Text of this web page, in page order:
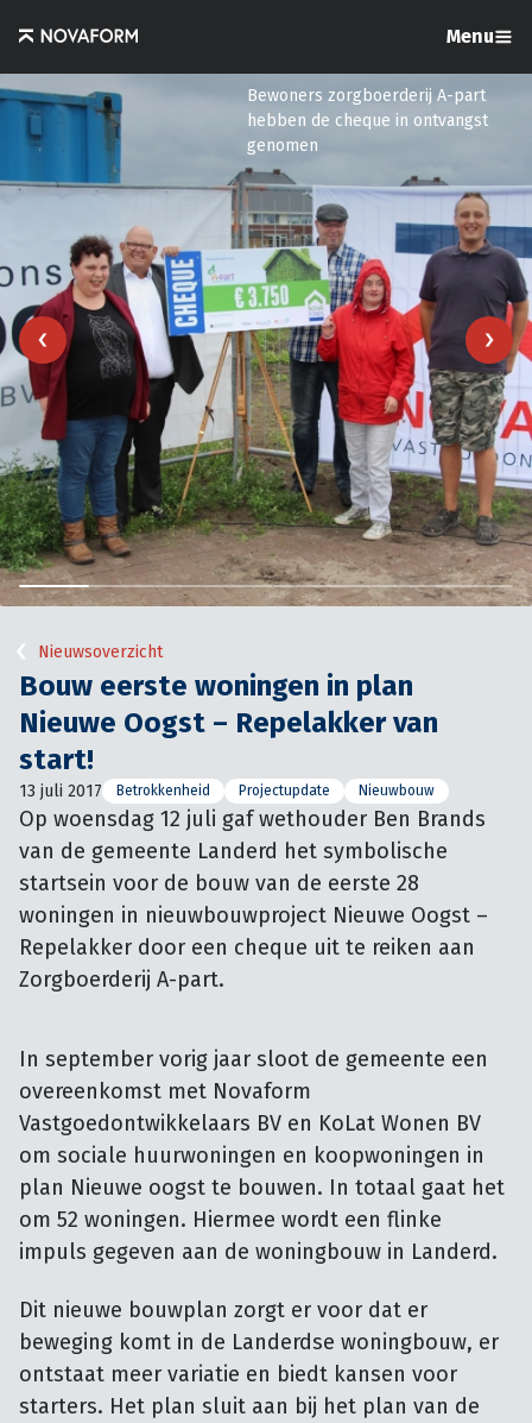
Menu
Bewoners zorgboerderij A-part
hebben de cheque in ontvangst
genomen
Nieuwsoverzicht
Bouw eerste woningen in plan
Nieuwe Oogst – Repelakker van
start!
13 juli 2017 Betrokkenheid Projectupdate Nieuwbouw
Op woensdag 12 juli gaf wethouder Ben Brands
van de gemeente Landerd het symbolische
startsein voor de bouw van de eerste 28
woningen in nieuwbouwproject Nieuwe Oogst –
Repelakker door een cheque uit te reiken aan
Zorgboerderij A-part.
In september vorig jaar sloot de gemeente een
overeenkomst met Novaform
Vastgoedontwikkelaars BV en KoLat Wonen BV
om sociale huurwoningen en koopwoningen in
plan Nieuwe oogst te bouwen. In totaal gaat het
om 52 woningen. Hiermee wordt een flinke
impuls gegeven aan de woningbouw in Landerd.
Dit nieuwe bouwplan zorgt er voor dat er
beweging komt in de Landerdse woningbouw, er
ontstaat meer variatie en biedt kansen voor
starters. Het plan sluit aan bij het plan van de